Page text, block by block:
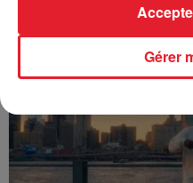
Franglish & Keblack -
Gérer